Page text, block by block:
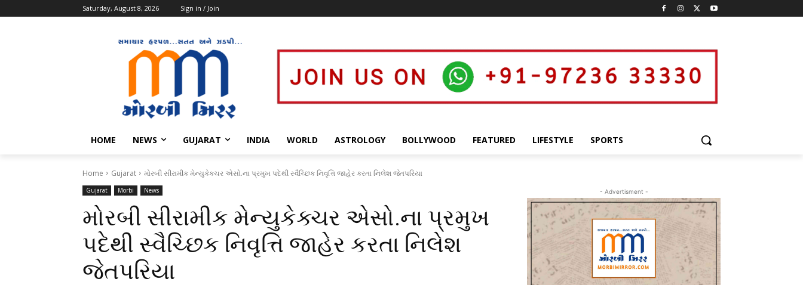
Saturday, August 8, 2026 Sign in / Join
HOME NEWS GUJARAT INDIA WORLD ASTROLOGY BOLLYWOOD FEATURED LIFESTYLE SPORTS
Home Gujarat મોરબી સીરામીક મેન્યુકેક્ચર એસો.ના પ્રમુખ પદેથી સ્વૈચ્છિક નિવૃત્તિ જાહેર કરતા નિલેશ જેતપરિયા
Gujarat Morbi News
મોરબી સીરામીક મેન્યુકેક્ચર એસો.ના પ્રમુખ
પદેથી સ્વૈચ્છિક નિવૃત્તિ જાહેર કરતા નિલેશ
જેતપરિયા
- Advertisment -